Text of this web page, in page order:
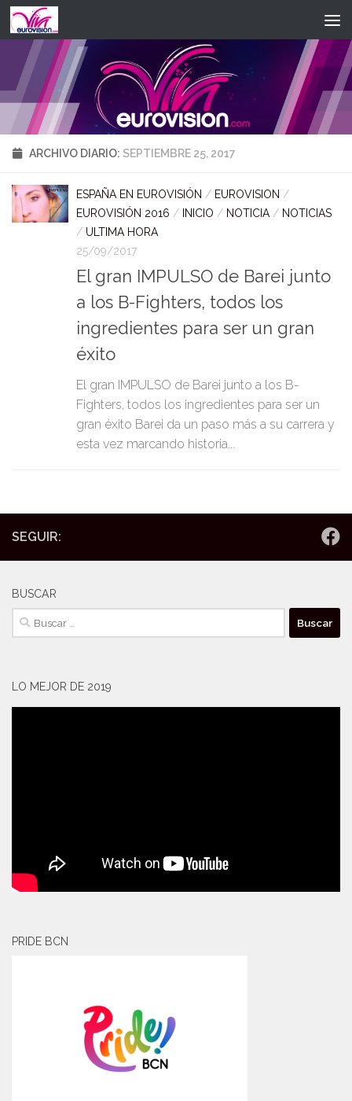
Saltar al contenido
ARCHIVO DIARIO: SEPTIEMBRE 25, 2017
ESPAÑA EN EUROVISIÓN / EUROVISION /
EUROVISIÓN 2016 / INICIO / NOTICIA/ NOTICIAS
/ ULTIMA HORA
25/09/2017
El gran IMPULSO de Barei junto
a los B-Fighters, todos los
ingredientes para ser un gran
éxito
El gran IMPULSO de Barei junto a los B-
Fighters, todos los ingredientes para ser un
gran éxito Barei da un paso más a su carrera y
esta vez marcando historia...
SEGUIR:
BUSCAR
Buscar:
LO MEJOR DE 2019
PRIDE BCN